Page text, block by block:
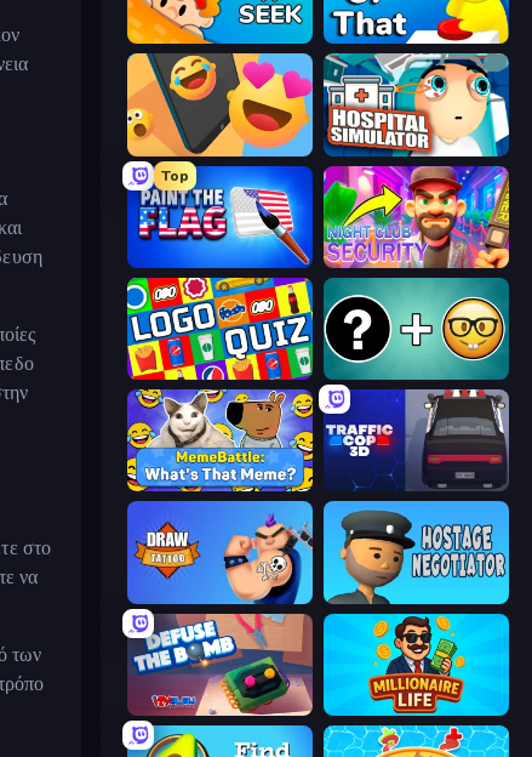
στο
να
των
Hide N Seek ToT or Trivia
Reply Run Hospital Simulator
Top
Paint the Flag Night Club Security
Logo Quiz: Game World Trivia
MemeBattle: What's That Meme? Traffic Cop 3D
Hostage Negotiator
Defuse the Bomb 3D Millionaire Life